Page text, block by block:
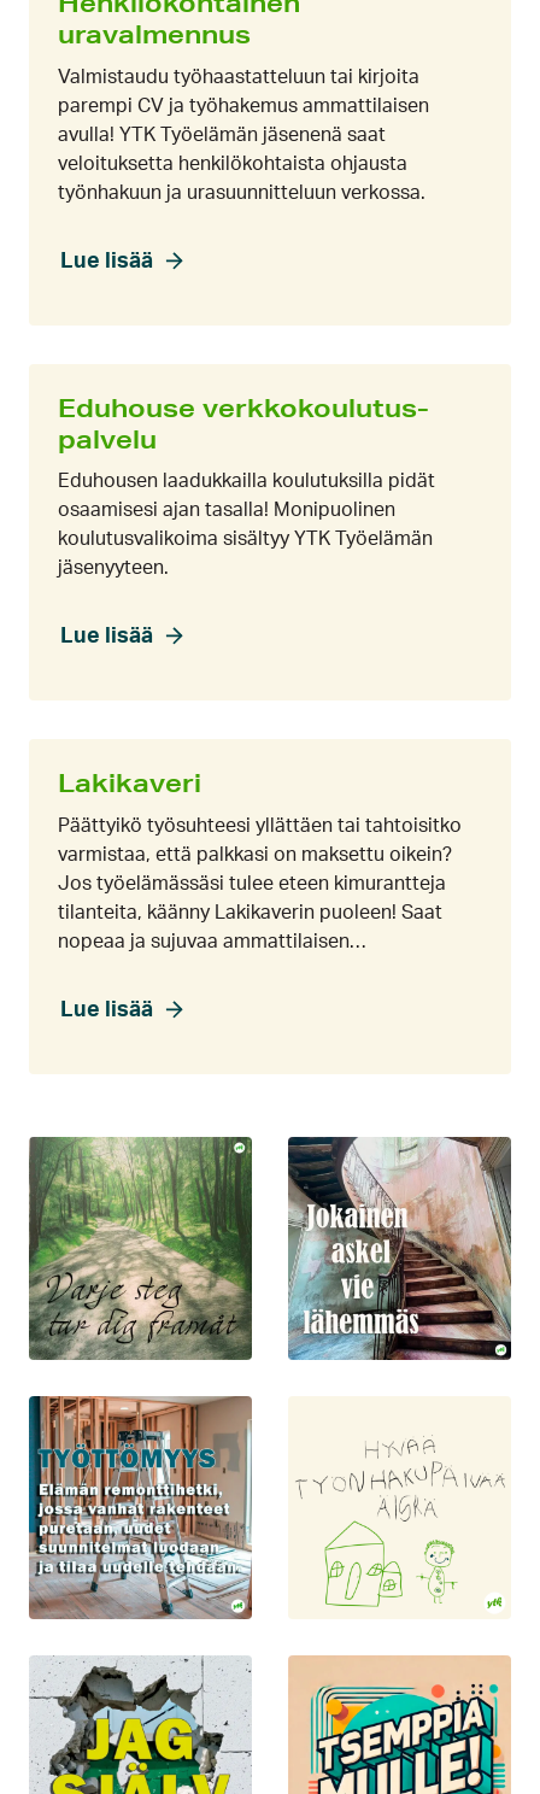
uravalmennus
Valmistaudu työhaastatteluun tai kirjoita
parempi CV ja työhakemus ammattilaisen
avulla! YTK Työelämän jäsenenä saat
veloituksetta henkilökohtaista ohjausta
työnhakuun ja urasuunnitteluun verkossa.
Lue lisää
Eduhouse verkko­koulutus­
palvelu
Eduhousen laadukkailla koulutuksilla pidät
osaamisesi ajan tasalla! Monipuolinen
koulutusvalikoima sisältyy YTK Työelämän
jäsenyyteen.
Lue lisää
Lakikaveri
Päättyikö työsuhteesi yllättäen tai tahtoisitko
varmistaa, että palkkasi on maksettu oikein?
Jos työelämässäsi tulee eteen kimurantteja
tilanteita, käänny Lakikaverin puoleen! Saat
nopeaa ja sujuvaa ammattilaisen…
Lue lisää